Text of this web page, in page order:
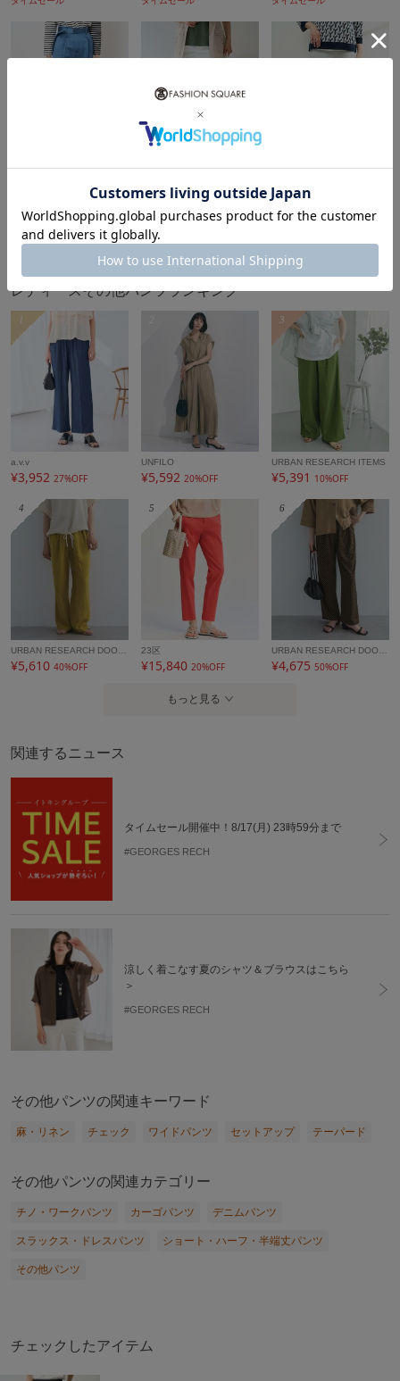
ーーーーーーーーーーーーーーーーーーーーーー
着用シーズン
ーーーーーーーーーーーーーーーーーーーーーー
model:H170 B81 W62 H88 着用サイズ:M
境により、実際と色味が違って見える場合がございます。予
めご了承ください。商品の色味は、詳細画像をご参照くださ
い。
アイテム情報
配送料
（税込5,000円以上ご購入で送料無料）
商品コード PZLJB20230
性別タイプ レディース
カテゴリ その他パンツ
素材 ポリエステル 100%
製造国 詳細は下記よりお問い合わせください
ギフト
¥16,335 55%OFF ¥11,000
タイムセール
レディースその他パンツランキング
1
a.v.v
¥3,952 27%OFF
UNFILO
¥5,59220%OFF
3
URBAN RESEARCH ITEMS
¥5,391 10%OFF
4
URBAN RESEARCH DOORS
¥5,610 40%OFF
5
23区
¥15,84020%OFF
6
URBAN RESEARCH DOORS
¥4,67550%OFF
もっと見る
関連するニュース
タイムセール開催中！8/17(月) 23時59分まで
#GEORGES RECH
涼しく着こなす夏のシャツ＆ブラウスはこちら
＞
#GEORGES RECH
その他パンツの関連キーワード
麻・リネン チェック ワイドパンツ セットアップ テーパード
その他パンツの関連カテゴリー
チノ・ワークパンツ カーゴパンツ デニムパンツ
スラックス・ドレスパンツ ショート・ハーフ・半端丈パンツ
その他パンツ
チェックしたアイテム